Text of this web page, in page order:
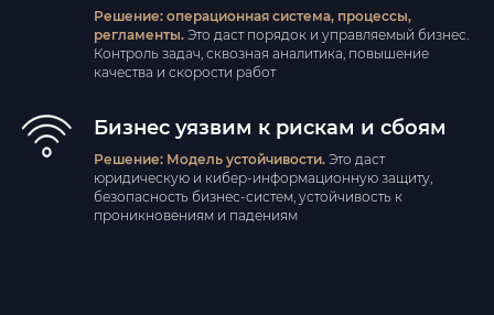
Решение: операционная система, процессы,
регламенты. Это даст порядок и управляемый бизнес.
Контроль задач, сквозная аналитика, повышение
качества и скорости работ
Бизнес уязвим к рискам и сбоям
Решение: Модель устойчивости. Это даст
юридическую и кибер-информационную защиту,
безопасность бизнес-систем, устойчивость к
проникновениям и падениям